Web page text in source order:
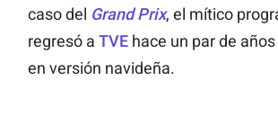
caso del Grand Prix, el mítico
regresó a TVEhace un par de
en versión navideña.